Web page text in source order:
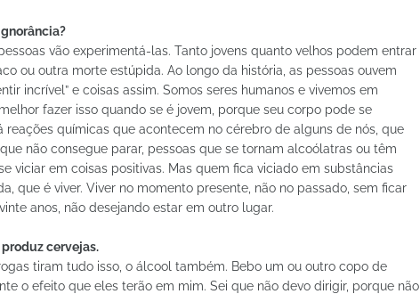
vão experimentá-las. Tanto jovens quanto velhos podem entrar
ou outra morte estúpida. Ao longo da história, as pessoas ouvem
incrível” e coisas assim. Somos seres humanos e vivemos em
fazer isso quando se é jovem, porque seu corpo pode se
reações químicas que acontecem no cérebro de alguns de nós, que
não consegue parar, pessoas que se tornam alcoólatras ou têm
viciar em coisas positivas. Mas quem fica viciado em substâncias
que é viver. Viver no momento presente, não no passado, sem ficar
anos, não desejando estar em outro lugar.
produz cervejas.
tiram tudo isso, o álcool também. Bebo um ou outro copo de
o efeito que eles terão em mim. Sei que não devo dirigir, porque não